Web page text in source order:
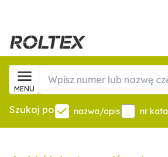
MENU
Szukaj po nazwa/opis nr